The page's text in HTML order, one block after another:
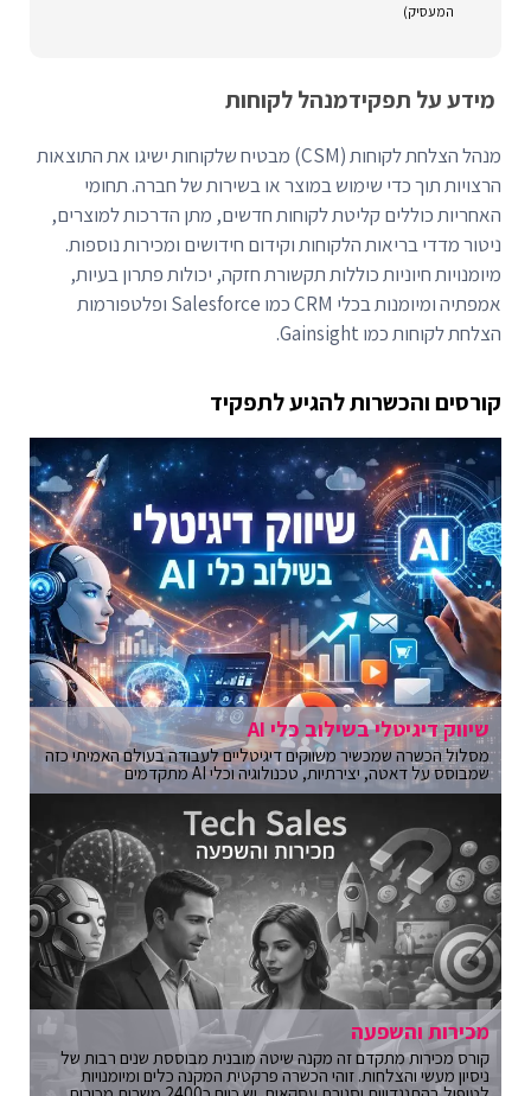
המעסיק)
מידע על תפקידמנהל לקוחות
מנהל הצלחת לקוחות (CSM) מבטיח שלקוחות ישיגו את התוצאות
הרצויות תוך כדי שימוש במוצר או בשירות של חברה. תחומי
האחריות כוללים קליטת לקוחות חדשים, מתן הדרכות למוצרים,
ניטור מדדי בריאות הלקוחות וקידום חידושים ומכירות נוספות.
מיומנויות חיוניות כוללות תקשורת חזקה, יכולות פתרון בעיות,
אמפתיה ומיומנות בכלי CRM כמו Salesforce ופלטפורמות
הצלחת לקוחות כמו Gainsight.
קורסים והכשרות להגיע לתפקיד
שיווק דיגיטלי בשילוב כלי AI
מסלול הכשרה שמכשיר משווקים דיגיטליים לעבודה בעולם האמיתי כזה
שמבוסס על דאטה, יצירתיות, טכנולוגיה וכלי AI מתקדמים
מכירות והשפעה
קורס מכירות מתקדם זה מקנה שיטה מובנית מבוססת שנים רבות של
ניסיון מעשי והצלחות. זוהי הכשרה פרקטית המקנה כלים ומיומנויות